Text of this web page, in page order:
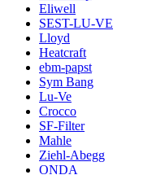
Eliwell
SEST-LU-VE
Lloyd
Heatcraft
ebm-papst
Sym Bang
Lu-Ve
Crocco
SF-Filter
Mahle
Ziehl-Abegg
ONDA